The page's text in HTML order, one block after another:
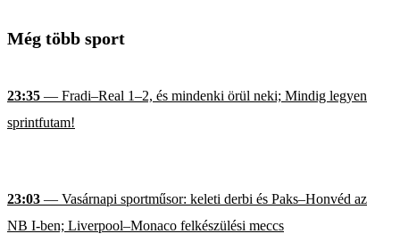
Még több sport
23:35 — Fradi–Real 1–2, és mindenki örül neki; Mindig legyen
sprintfutam!
23:03 — Vasárnapi sportműsor: keleti derbi és Paks–Honvéd az
NB I-ben; Liverpool–Monaco felkészülési meccs